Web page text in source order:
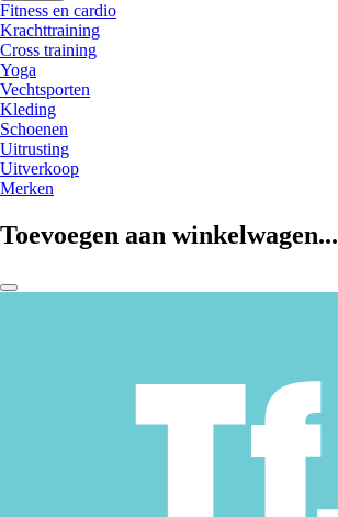
Fitness en cardio
Krachttraining
Cross training
Yoga
Vechtsporten
Kleding
Schoenen
Uitrusting
Uitverkoop
Merken
Toevoegen aan winkelwagen...